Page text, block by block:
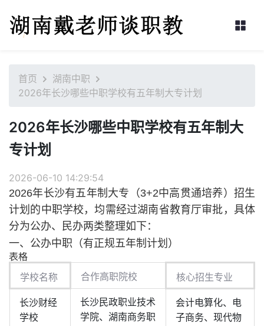
首页
湖南中职
2026年长沙哪些中职学校有五年制大专计划
2026年长沙哪些中职学校有五年制大
专计划
2026-06-10 14:29:54
2026年长沙有五年制大专（3+2中高贯通培养）招生
计划的中职学校，均需经过湖南省教育厅审批，具体
分为公办、民办两类整理如下：
一、公办中职（有正规五年制计划）
表格
学校名称 合作高职院校 核心招生专业
长沙财经
学校
长沙民政职业技术
学院、湖南商务职
会计电算化、电
子商务、现代物